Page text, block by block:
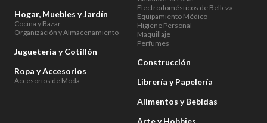
Hogar, Muebles y Jardín
Cocina y Bazar
Organización y Almacenamiento
Juguetería y Cotillón
Ropa y Accesorios
Accesorios de Moda
Electrodomésticos de Belleza
Equipamiento Médico
Higiene Personal
Maquillaje
Perfumes
Construcción
Librería y Papelería
Alimentos y Bebidas
Arte y Hobbies